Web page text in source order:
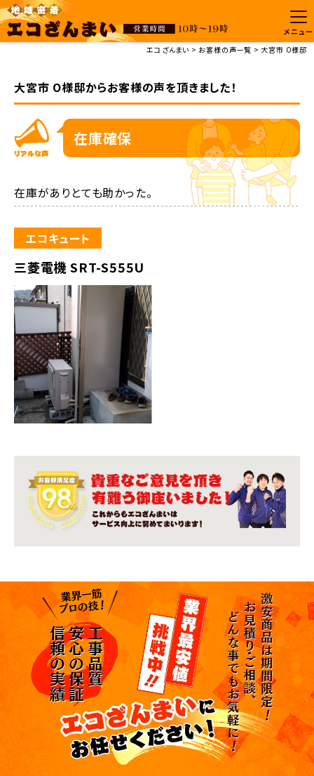
メニュー
エコざんまい
お客様の声一覧 大宮市 O様邸
大宮市 O様邸からお客様の声を頂きました！
在庫確保
在庫がありとても助かった。
エコキュート
三菱電機 SRT-S555U